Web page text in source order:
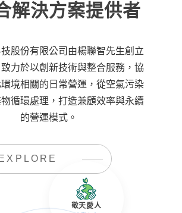
解決方案提供者
股份有限公司由楊聯智先生創立
致力於以創新技術與整合服務，協
境相關的日常營運，從空氣污染
循環處理，打造兼顧效率與永續
的營運模式。
EXPLORE
敬天愛人